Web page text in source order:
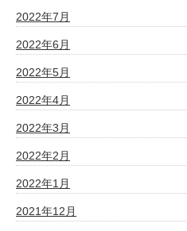
2022年7月
2022年6月
2022年5月
2022年4月
2022年3月
2022年2月
2022年1月
2021年12月